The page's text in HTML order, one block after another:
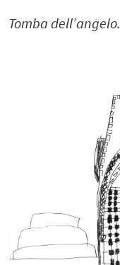
Tomba dell’angelo.